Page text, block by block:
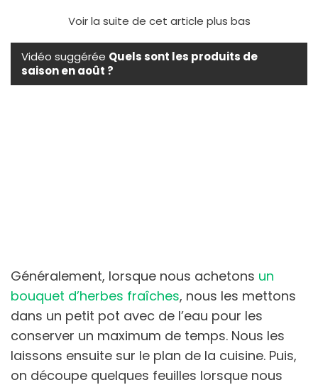
Voir la suite de cet article plus bas
Vidéo suggérée Quels sont les produits de
saison en août ?
Généralement, lorsque nous achetons un
bouquet d’herbes fraîches, nous les mettons
dans un petit pot avec de l’eau pour les
conserver un maximum de temps. Nous les
laissons ensuite sur le plan de la cuisine. Puis,
on découpe quelques feuilles lorsque nous